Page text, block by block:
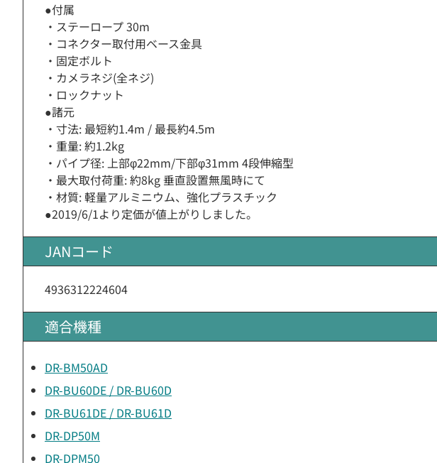
●付属
・ステーロープ 30m
・コネクター取付用ベース金具
・固定ボルト
・カメラネジ(全ネジ)
・ロックナット
●諸元
・寸法: 最短約1.4m / 最長約4.5m
・重量: 約1.2kg
・パイプ径: 上部φ22mm/下部φ31mm 4段伸縮型
・最大取付荷重: 約8kg 垂直設置無風時にて
・材質: 軽量アルミニウム、強化プラスチック
●2019/6/1より定価が値上がりしました。
JANコード
4936312224604
適合機種
DR-BM50AD
DR-BU60DE / DR-BU60D
DR-BU61DE / DR-BU61D
DR-DP50M
DR-DPM50